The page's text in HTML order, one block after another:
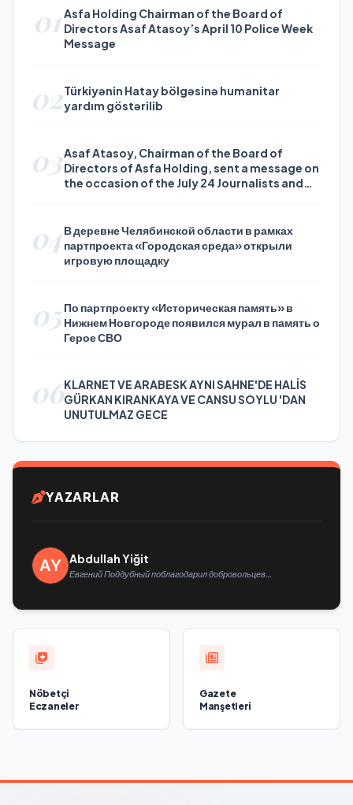
01Asfa Holding Chairman of the Board of
Directors Asaf Atasoy’s April 10 Police Week
Message
02Türkiyənin Hatay bölgəsinə humanitar
yardım göstərilib
03Asaf Atasoy, Chairman of the Board of
Directors of Asfa Holding, sent a message on
the occasion of the July 24 Journalists and
04В деревне Челябинской области в рамках
партпроекта «Городская среда» открыли
игровую площадку
05По партпроекту «Историческая память» в
Нижнем Новгороде появился мурал в память о
Герое СВО
06KLARNET VE ARABESK AYNI SAHNE'DE HALİS
GÜRKAN KIRANKAYA VE CANSU SOYLU 'DAN
UNUTULMAZ GECE
YAZARLAR
Abdullah Yiğit
Евгений Поддубный поблагодарил добровольцев
Nöbetçi
Eczaneler
Gazete
Manşetleri